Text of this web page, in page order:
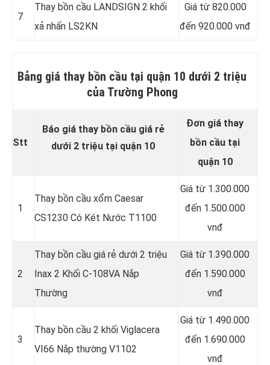
7
Thay bồn cầu LANDSIGN 2 khối
xả nhấn LS2KN
Giá từ 820.000
đến 920.000 vnđ
Bảng giá thay bồn cầu tại quận 10 dưới 2 triệu
của Trường Phong
Stt
Báo giá thay bồn cầu giá rẻ
dưới 2 triệu tại quận 10
Đơn giá thay
bồn cầu tại
quận 10
1
Thay bồn cầu xổm Caesar
CS1230 Có Két Nước T1100
Giá từ 1.300.000
đến 1.500.000
vnđ
2
Thay bồn cầu giá rẻ dưới 2 triệu
Inax 2 Khối C-108VA Nắp
Thường
Giá từ 1.390.000
đến 1.590.000
vnđ
3
Thay bồn cầu 2 khối Viglacera
VI66 Nắp thường V1102
Giá từ 1.490.000
đến 1.690.000
vnđ